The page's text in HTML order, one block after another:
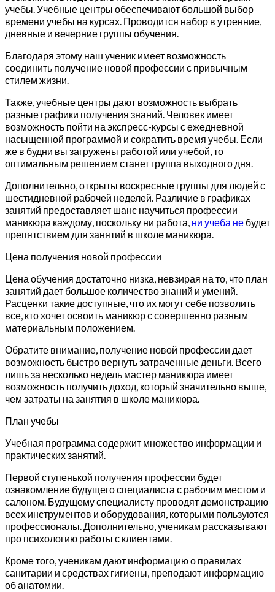
учебы. Учебные центры обеспечивают большой выбор
времени учебы на курсах. Проводится набор в утренние,
дневные и вечерние группы обучения.
Благодаря этому наш ученик имеет возможность
соединить получение новой профессии с привычным
стилем жизни.
Также, учебные центры дают возможность выбрать
разные графики получения знаний. Человек имеет
возможность пойти на экспресс-курсы с ежедневной
насыщенной программой и сократить время учебы. Если
же в будни вы загружены работой или учебой, то
оптимальным решением станет группа выходного дня.
Дополнительно, открыты воскресные группы для людей с
шестидневной рабочей неделей. Различие в графиках
занятий предоставляет шанс научиться профессии
маникюра каждому, поскольку ни работа, ни учеба не будет
препятствием для занятий в школе маникюра.
Цена получения новой профессии
Цена обучения достаточно низка, невзирая на то, что план
занятий дает большое количество знаний и умений.
Расценки такие доступные, что их могут себе позволить
все, кто хочет освоить маникюр с совершенно разным
материальным положением.
Обратите внимание, получение новой профессии дает
возможность быстро вернуть затраченные деньги. Всего
лишь за несколько недель мастер маникюра имеет
возможность получить доход, который значительно выше,
чем затраты на занятия в школе маникюра.
План учебы
Учебная программа содержит множество информации и
практических занятий.
Первой ступенькой получения профессии будет
ознакомление будущего специалиста с рабочим местом и
салоном. Будущему специалисту проводят демонстрацию
всех инструментов и оборудования, которыми пользуются
профессионалы. Дополнительно, ученикам рассказывают
про психологию работы с клиентами.
Кроме того, ученикам дают информацию о правилах
санитарии и средствах гигиены, преподают информацию
об анатомии.